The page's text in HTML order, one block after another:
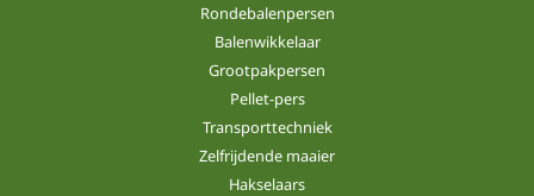
Rondebalenpersen
Balenwikkelaar
Grootpakpersen
Pellet-pers
Transporttechniek
Zelfrijdende maaier
Hakselaars